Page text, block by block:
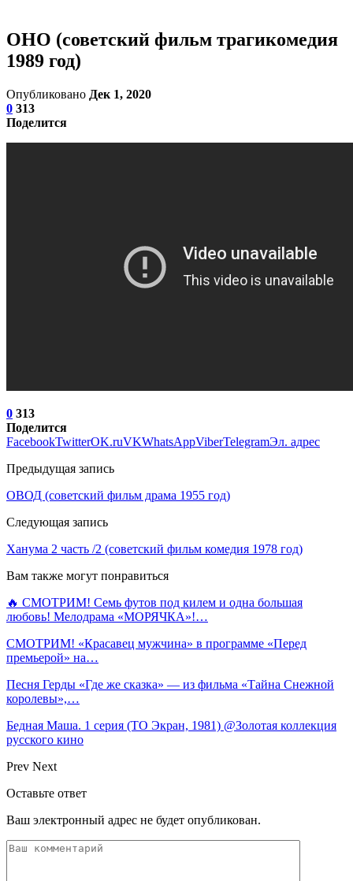
ОНО (советский фильм трагикомедия
1989 год)
Опубликовано Дек 1, 2020
0 313
Поделится
0 313
Поделится
FacebookTwitterOK.ruVKWhatsAppViberTelegramЭл. адрес
Предыдущая запись
ОВОД (советский фильм драма 1955 год)
Следующая запись
Ханума 2 часть /2 (советский фильм комедия 1978 год)
Вам также могут понравиться
🔥 СМОТРИМ! Семь футов под килем и одна большая
любовь! Мелодрама «МОРЯЧКА»!…
СМОТРИМ! «Красавец мужчина» в программе «Перед
премьерой» на…
Песня Герды «Где же сказка» — из фильма «Тайна Снежной
королевы»,…
Бедная Маша. 1 серия (ТО Экран, 1981) @Золотая коллекция
русского кино
Prev Next
Оставьте ответ
Ваш электронный адрес не будет опубликован.